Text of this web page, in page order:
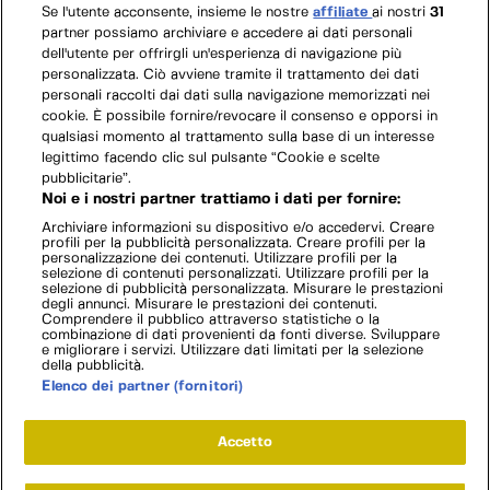
Se l'utente acconsente, insieme le nostreaffiliateai nostri31
partner possiamo archiviare e accedere ai dati personali
dell'utente per offrirgli un'esperienza di navigazione più
personalizzata. Ciò avviene tramite il trattamento dei dati
personali raccolti dai dati sulla navigazione memorizzati nei
cookie. È possibile fornire/revocare il consenso e opporsi in
qualsiasi momento al trattamento sulla base di un interesse
legittimo facendo clic sul pulsante “Cookie e scelte
pubblicitarie”.
Noi e i nostri partner trattiamo i dati per fornire:
Archiviare informazioni su dispositivo e/o accedervi. Creare
profili per la pubblicità personalizzata. Creare profili per la
personalizzazione dei contenuti. Utilizzare profili per la
selezione di contenuti personalizzati. Utilizzare profili per la
selezione di pubblicità personalizzata. Misurare le prestazioni
degli annunci. Misurare le prestazioni dei contenuti.
Comprendere il pubblico attraverso statistiche o la
combinazione di dati provenienti da fonti diverse. Sviluppare
e migliorare i servizi. Utilizzare dati limitati per la selezione
della pubblicità.
Elenco dei partner (fornitori)
Accetto